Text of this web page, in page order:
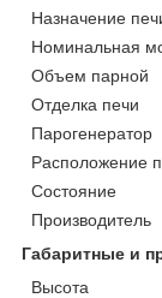
Назначение
Номинальная
Объем парной
Отделка печи
Парогенератор
Расположение
Состояние
Производитель
Габаритные и
Высота